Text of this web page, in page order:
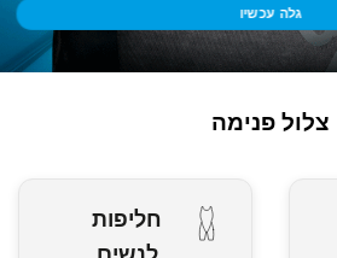
גלה עכשיו
צלול פנימה
חליפות